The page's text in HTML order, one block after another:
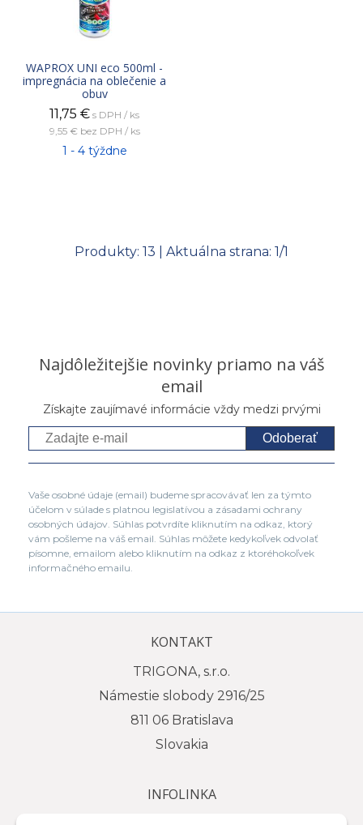
WAPROX UNI eco 500ml -
impregnácia na oblečenie a
obuv
11,75 € s DPH / ks
9,55 € bez DPH / ks
1 - 4 týždne
Produkty: 13 | Aktuálna strana: 1/1
Najdôležitejšie novinky priamo na váš
email
Získajte zaujímavé informácie vždy medzi prvými
Odoberať
Vaše osobné údaje (email) budeme spracovávať len za týmto
účelom v súlade s platnou legislatívou a zásadami ochrany
osobných údajov. Súhlas potvrdíte kliknutím na odkaz, ktorý
vám pošleme na váš email. Súhlas môžete kedykoľvek odvolať
písomne, emailom alebo kliknutím na odkaz z ktoréhokoľvek
informačného emailu.
KONTAKT
TRIGONA, s.r.o.
Námestie slobody 2916/25
811 06 Bratislava
Slovakia
INFOLINKA